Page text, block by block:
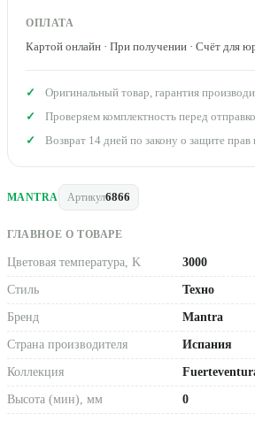
MANTRA Артикул6866
ГЛАВНОЕ О ТОВАРЕ
Цветовая температура, K 3000
Стиль Техно
Бренд Mantra
Страна производителя Испания
Коллекция
Высота (мин), мм 0
ОПЛАТА
Картой онлайн · При получении · Счёт для
Оригинальный товар, гарантия
Проверяем комплектность перед
Возврат 14 дней по закону о защите прав